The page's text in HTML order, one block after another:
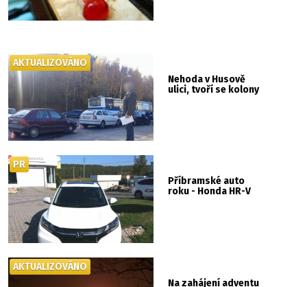
Nehoda v Husově
ulici, tvoří se kolony
AKTUALIZOVÁNO
Příbramské auto
roku - Honda HR-V
PR
Na zahájení adventu
AKTUALIZOVÁNO